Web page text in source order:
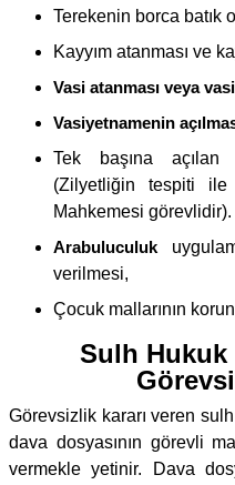
Terekenin borca batık
Kayyım atanması ve
Vasi atanması veya
Vasiyetnamenin
Tek başına açılan
(Zilyetliğin tespiti ile
Mahkemesi görevlidir).
Arabuluculuk
verilmesi,
Çocuk mallarının
Sulh Hukuk
Görevsizlik kararı veren
dava dosyasının görevli
vermekle yetinir. Dava